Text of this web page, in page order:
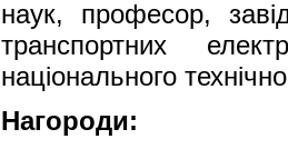
наук, професор,
транспортних
національного
Нагороди: